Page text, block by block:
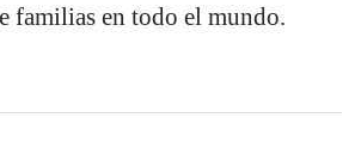
familias en todo el mundo.